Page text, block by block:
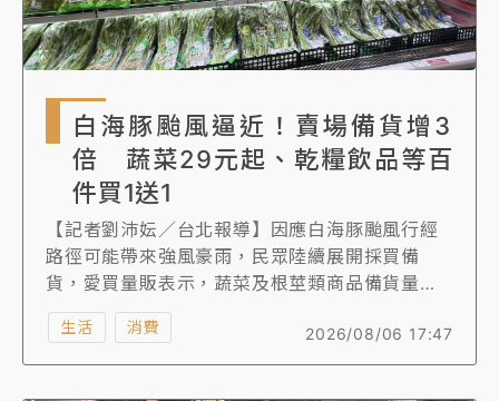
白海豚颱風逼近！賣場備貨增3
倍 蔬菜29元起、乾糧飲品等百
件買1送1
【記者劉沛妘／台北報導】因應白海豚颱風行經
路徑可能帶來強風豪雨，民眾陸續展開採買備
貨，愛買量販表示，蔬菜及根莖類商品備貨量已
較平日增加3倍，確保供應穩定、降低缺貨風險。
另外，萬家福、樂家康則相較平日生鮮蔬果總備
貨量提升2倍，總備糧達180噸，促銷一次看。
2026/08/06 17:47
生活 消費